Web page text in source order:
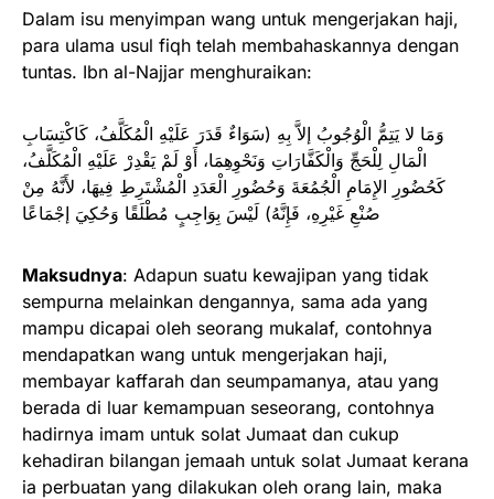
Dalam isu menyimpan wang untuk mengerjakan haji,
para ulama usul fiqh telah membahaskannya dengan
tuntas. Ibn al-Najjar menghuraikan:
وَمَا لا يَتِمُّ الْوُجُوبُ إلاَّ بِهِ (سَوَاءٌ قَدَرَ عَلَيْهِ الْمُكَلَّفُ، كَاكْتِسَابِ
الْمَالِ لِلْحَجِّ وَالْكَفَّارَاتِ وَنَحْوِهِمَا، أَوْ لَمْ يَقْدِرْ عَلَيْهِ الْمُكَلَّفُ،
كَحُضُورِ الإِمَامِ الْجُمُعَةَ وَحُضُورِ الْعَدَدِ الْمُشْتَرِطِ فِيهَا، لأَنَّهُ مِنْ
صُنْعِ غَيْرِهِ، فَإِنَّهُ) لَيْسَ بِوَاجِبٍ مُطْلَقًا وَحُكِيَ إجْمَاعًا
Maksudnya: Adapun suatu kewajipan yang tidak
sempurna melainkan dengannya, sama ada yang
mampu dicapai oleh seorang mukalaf, contohnya
mendapatkan wang untuk mengerjakan haji,
membayar kaffarah dan seumpamanya, atau yang
berada di luar kemampuan seseorang, contohnya
hadirnya imam untuk solat Jumaat dan cukup
kehadiran bilangan jemaah untuk solat Jumaat kerana
ia perbuatan yang dilakukan oleh orang lain, maka